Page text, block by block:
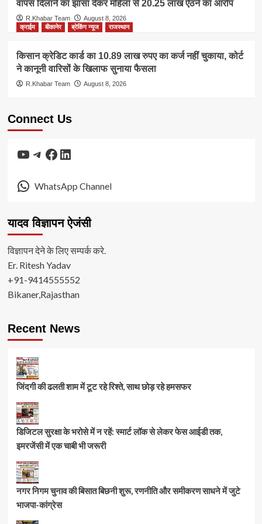
वापस दिलाने का झांसा देकर महिला से 20.25 लाख ऐंठने का आरोप
R.Khabar Team
August 8, 2026
क्राईम
बीकानेर ब्रेकिंग न्यूज राजस्थान
किसान क्रेडिट कार्ड का 10.89 लाख रुपए का कर्ज नहीं चुकाया, कोर्ट
ने कानूनी वारिसों के खिलाफ सुनाया फैसला
R.Khabar Team August 8, 2026
Connect Us
YouTube
Telegram
Facebook
LinkedIn
WhatsApp Channel
यादव विज्ञापन ऐजंसी
विज्ञापन देने के लिए सम्पर्क करे.
Er. Ritesh Yadav
+91-9414555552
Bikaner,Rajasthan
Recent News
जिंदगी की ढलती शाम में टूट रहे रिश्ते, साथ छोड़ रहे हमसफर
डिजिटल सुरक्षा के भरोसे में न रहें: स्मार्ट लॉक से लेकर फेस आईडी तक,
इमरजेंसी में एक चाबी भी जरूरी
नगर निगम चुनाव की बिसात बिछनी शुरू, रणनीति और समीकरण साधने में जुटे
भाजपा-कांग्रेस